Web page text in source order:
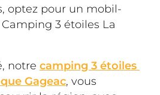
optez pour un mobil-
3 étoiles La
notre camping 3 étoiles
Gageac, vous